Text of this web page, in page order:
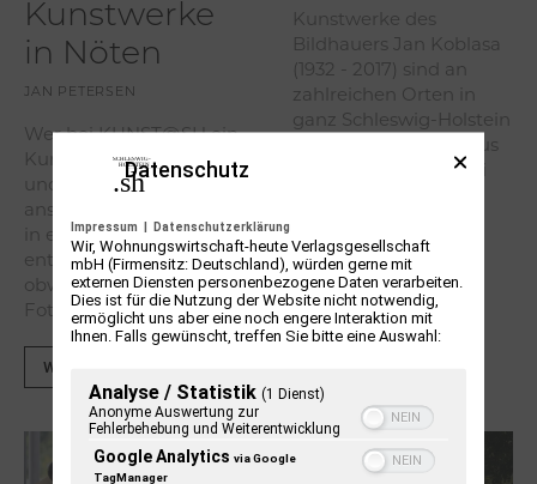
Kunstwerke
in Nöten
JAN PETERSEN
Wer bei KUNST@SH ein
Kunstwerk entdeckt hat
und dieses vor Ort
anschauen möchte, wird
in einigen Fällen
enttäuscht. Denn
obwohl die meisten
Fotos der...
Weiterlesen
Kunstwerke des
Bildhauers Jan Koblasa
(1932 - 2017) sind an
zahlreichen Orten in
ganz Schleswig-Holstein
zu finden. Der 1968 aus
der Tschechoslowakei
Weiterlesen
Datenschutz
Impressum | Datenschutzerklärung
Wir, Wohnungswirtschaft-heute Verlagsgesellschaft
mbH (Firmensitz: Deutschland), würden gerne mit
externen Diensten personenbezogene Daten verarbeiten.
Dies ist für die Nutzung der Website nicht notwendig,
ermöglicht uns aber eine noch engere Interaktion mit
Ihnen. Falls gewünscht, treffen Sie bitte eine Auswahl:
Analyse / Statistik (1 Dienst)
Anonyme Auswertung zur
Fehlerbehebung und Weiterentwicklung
Google Analytics via Google
TagManager